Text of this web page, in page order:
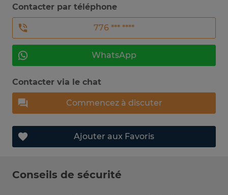
Contacter par téléphone
776 *** ****
WhatsApp
Contacter via le chat
Commencez à discuter
Ajouter aux Favoris
Conseils de sécurité